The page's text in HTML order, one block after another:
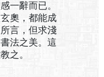
一辭而已。
奧，都能成
言，但求淺
法之美。這
之。